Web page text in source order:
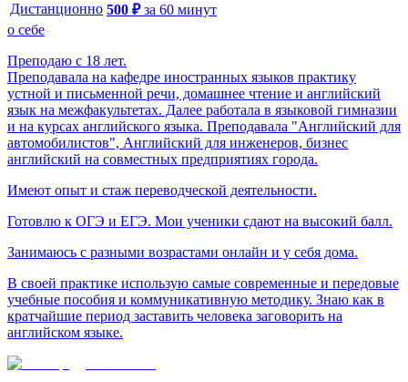
Дистанционно 500 ₽ за 60 минут
о себе
Преподаю с 18 лет.
Преподавала на кафедре иностранных языков практику
устной и письменной речи, домашнее чтение и английский
язык на межфакультетах. Далее работала в языковой гимназии
и на курсах английского языка. Преподавала "Английский для
автомобилистов", Английский для инженеров, бизнес
английский на совместных предприятиях города.
Имеют опыт и стаж переводческой деятельности.
Готовлю к ОГЭ и ЕГЭ. Мои ученики сдают на высокий балл.
Занимаюсь с разными возрастами онлайн и у себя дома.
В своей практике использую самые современные и передовые
учебные пособия и коммуникативную методику. Знаю как в
кратчайшие период заставить человека заговорить на
английском языке.